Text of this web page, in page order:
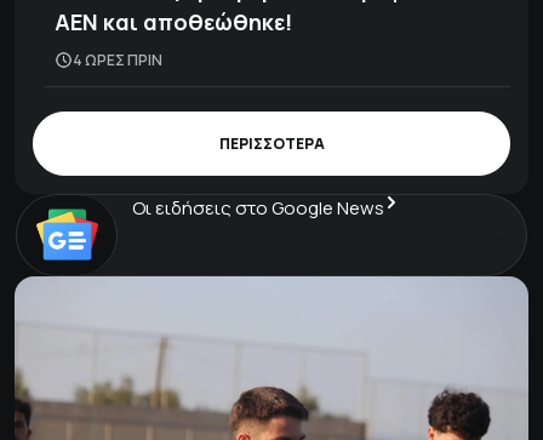
ΑΕΝ και αποθεώθηκε!
4 ΩΡΕΣ ΠΡΙΝ
ΠΕΡΙΣΣΟΤΕΡΑ
Οι ειδήσεις στο Google News